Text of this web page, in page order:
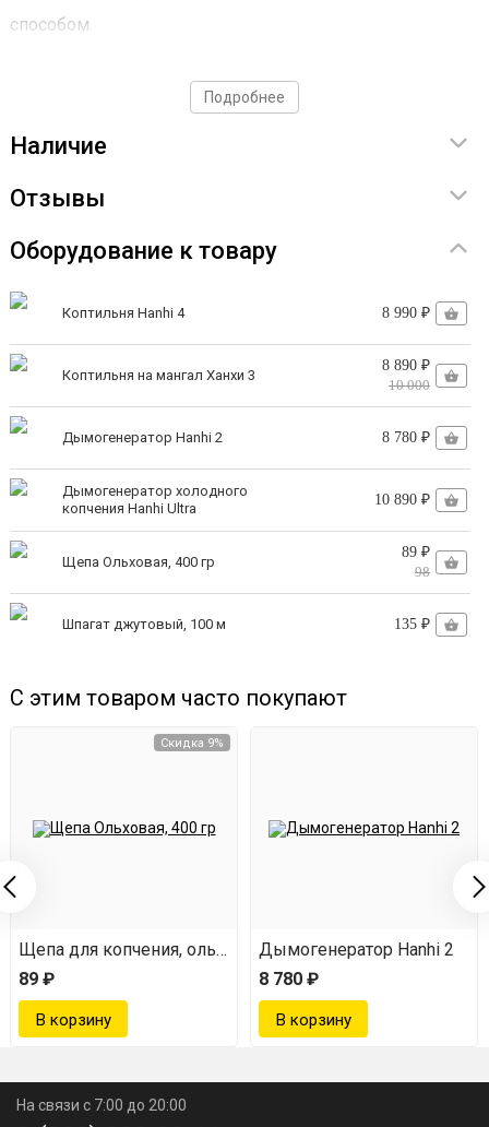
способом.
Преимущества дымогенератора:
генерацию дыма до 13 часов.
создаётся постоянная тяга. Весь конденсат и
смолы утилизируются без вашего участия в
температурой ниже 35°С без смол и
канцерогенов.
Полностью разборная конструкция.
Не имеет
качество для идеального копчения
Коптильный шкаф Hanhi предназначен для холодного
конструкции и качественным материалам он
обеспечивает превосходный результат при простоте
использования.
Подробнее
Наличие
Отзывы
Оборудование к товару
Коптильня Hanhi 4 8 990 ₽
Коптильня на мангал Ханхи 3
8 890 ₽
10 000
Дымогенератор Hanhi 2 8 780 ₽
Дымогенератор холодного
копчения Hanhi Ultra
10 890 ₽
Щепа Ольховая, 400 гр
89 ₽
98
Шпагат джутовый, 100 м 135 ₽
С этим товаром часто покупают
Скидка 9%
Щепа для копчения, ольховая, 400 г
89 ₽
Дымогенератор Hanhi 2
8 780 ₽
На связи с 7:00 до 20:00